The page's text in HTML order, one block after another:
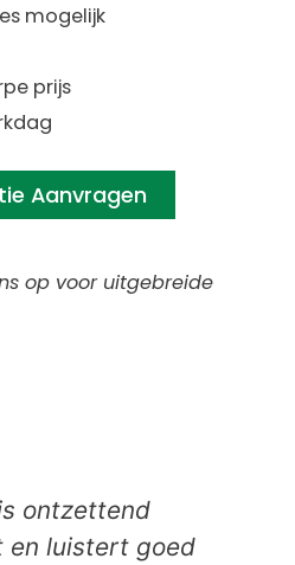
mogelijk
prijs
Aanvragen
op voor uitgebreide
ontzettend
en luistert goed